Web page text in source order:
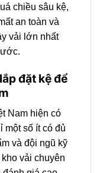
chiều sâu kệ,
an toàn và
vải lớn nhất
đặt kệ để
Nam hiện có
một số ít có đủ
và đội ngũ kỹ
vải chuyên